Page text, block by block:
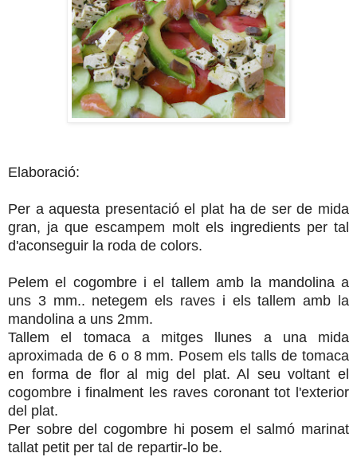
Elaboració:
Per a aquesta presentació el plat ha de ser de mida
gran, ja que escampem molt els ingredients per tal
d'aconseguir la roda de colors.
Pelem el cogombre i el tallem amb la mandolina a
uns 3 mm.. netegem els raves i els tallem amb la
mandolina a uns 2mm.
Tallem el tomaca a mitges llunes a una mida
aproximada de 6 o 8 mm. Posem els talls de tomaca
en forma de flor al mig del plat. Al seu voltant el
cogombre i finalment les raves coronant tot l'exterior
del plat.
Per sobre del cogombre hi posem el salmó marinat
tallat petit per tal de repartir-lo be.